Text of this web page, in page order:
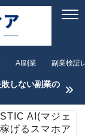
AI副業 副業検証
しない副業の
AI(マジェ
げるスマホア